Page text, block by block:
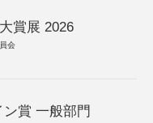
賞展 2026
会
賞 一般部門